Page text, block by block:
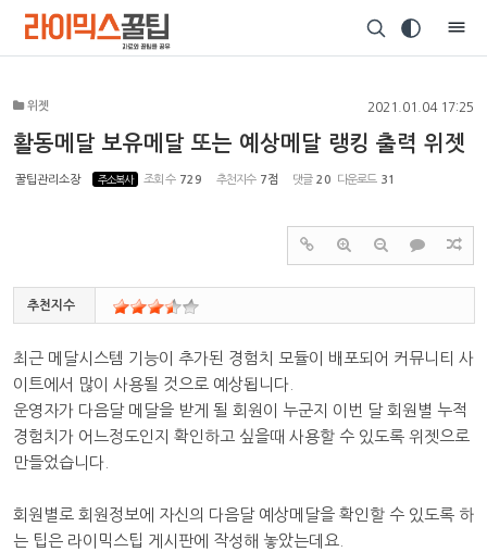
위젯 2021.01.04 17:25
활동메달 보유메달 또는 예상메달 랭킹 출력 위젯
꿀팁관리소장 주소복사 조회 수 729 추천지수 7점 댓글 20 다운로드 31
추천지수
최근 메달시스템 기능이 추가된 경험치 모듈이 배포되어 커뮤니티 사
이트에서 많이 사용될 것으로 예상됩니다.
운영자가 다음달 메달을 받게 될 회원이 누군지 이번 달 회원별 누적
경험치가 어느정도인지 확인하고 싶을때 사용할 수 있도록 위젯으로
만들었습니다.
회원별로 회원정보에 자신의 다음달 예상메달을 확인할 수 있도록 하
는 팁은 라이믹스팁 게시판에 작성해 놓았는데요.
Sketchbook5, 스케치북5
Sketchbook5, 스케치북5